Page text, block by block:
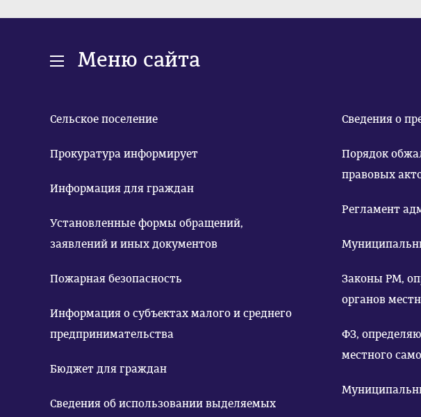
Меню сайта
Сельское поселение
Прокуратура информирует
Информация для граждан
Установленные формы обращений,
заявлений и иных документов
Пожарная безопасность
Информация о субъектах малого и среднего
предпринимательства
Бюджет для граждан
Сведения об использовании выделяемых
Сведения о
Порядок
правовых
Регламент
Законы РМ,
органов
ФЗ,
местного